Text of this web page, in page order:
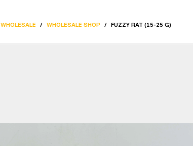
WHOLESALE / WHOLESALE SHOP / FUZZY RAT (15-25 G)